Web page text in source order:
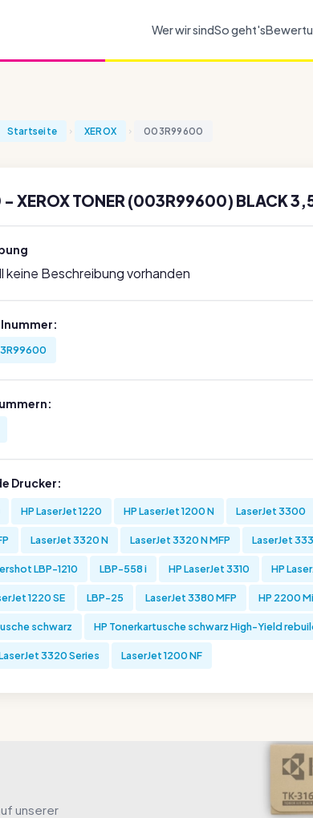
Wer wir sindSo geht's
Startseite XEROX 003R99600
XEROX TONER (003R99600) BLACK
keine Beschreibung vorhanden
Drucker:
HP LaserJet 1220 HP LaserJet 1200 N LaserJet 3300
LaserJet 3320 N LaserJet 3320 N MFP LaserJet
LBP-1210 LBP-558 i HP LaserJet 3310 HP
1220 SE LBP-25 LaserJet 3380 MFP HP 2200
schwarz HP Tonerkartusche schwarz High-Yield
3320 Series LaserJet 1200 NF
unserer